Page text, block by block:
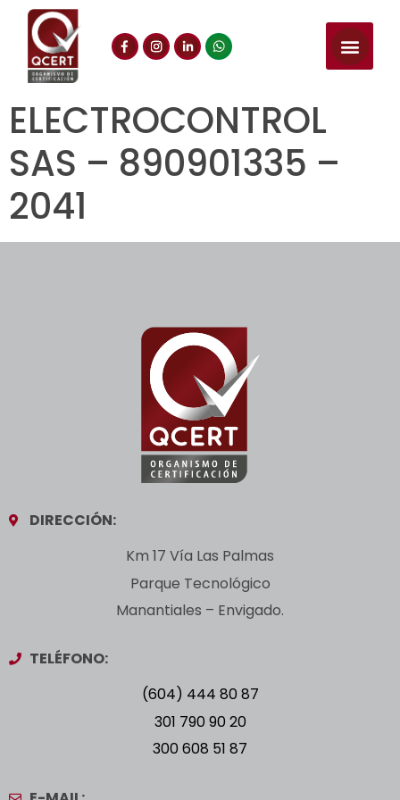
ELECTROCONTROL
SAS – 890901335 –
2041
DIRECCIÓN:
Km 17 Vía Las Palmas
Parque Tecnológico
Manantiales – Envigado.
TELÉFONO:
(604) 444 80 87
301 790 90 20
300 608 51 87